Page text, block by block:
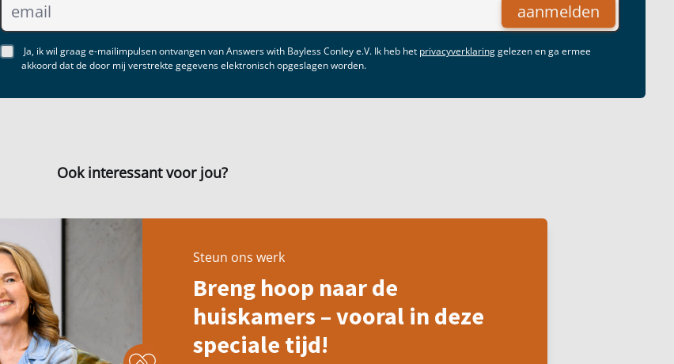
aanmelden
Ja, ik wil graag e-mailimpulsen ontvangen van Answers with Bayless Conley e.V. Ik heb het privacyverklaringgelezen en ga ermee
akkoord dat de door mij verstrekte gegevens elektronisch opgeslagen worden.
Ook interessant voor jou?
Steun ons werk
Breng hoop naar de
huiskamers – vooral in deze
speciale tijd!